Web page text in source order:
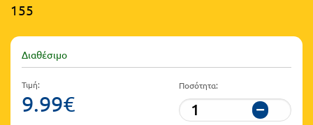
Βιβλιοθήκη
του
εκπαιδευτικού
Πανελλήνιοι
Τάξη
Γ΄
Τάξη
Ε.ΠΑΛ.
155
Διαθέσιμο
Τιμή:
9.99€
Ποσότητα: